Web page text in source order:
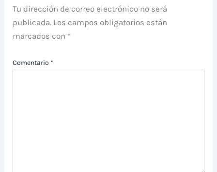
Tu dirección de correo electrónico no será
publicada. Los campos obligatorios están
marcados con *
Comentario *